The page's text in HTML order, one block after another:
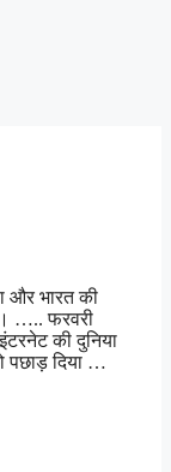
और भारत की
….. फरवरी
की दुनिया
पछाड़ दिया …